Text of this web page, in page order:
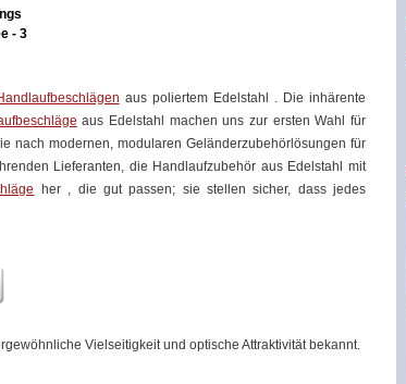
- 3
aus poliertem Edelstahl . Die inhärente
aus Edelstahl machen uns zur ersten Wahl für
nach modernen, modularen Geländerzubehörlösungen für
Lieferanten, die Handlaufzubehör aus Edelstahl mit
her , die gut passen; sie stellen sicher, dass jedes
Vielseitigkeit und optische Attraktivität bekannt.